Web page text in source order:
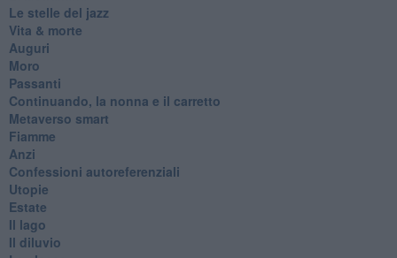
Le stelle del jazz
Vita & morte
Auguri
Moro
Passanti
Continuando, la nonna e il carretto
Metaverso smart
Fiamme
Anzi
Confessioni autoreferenziali
Utopie
Estate
Il lago
Il diluvio